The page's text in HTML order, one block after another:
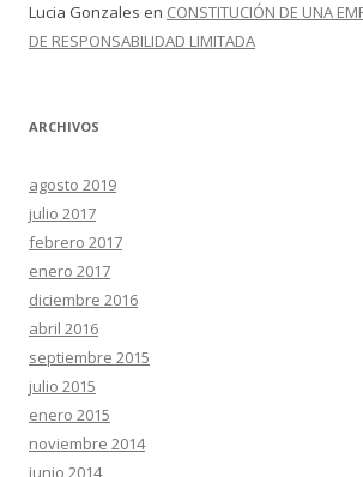
Lucia Gonzales en CONSTITUCIÓN DE UNA
DE RESPONSABILIDAD LIMITADA
ARCHIVOS
agosto 2019
julio 2017
febrero 2017
enero 2017
diciembre 2016
abril 2016
septiembre 2015
julio 2015
enero 2015
noviembre 2014